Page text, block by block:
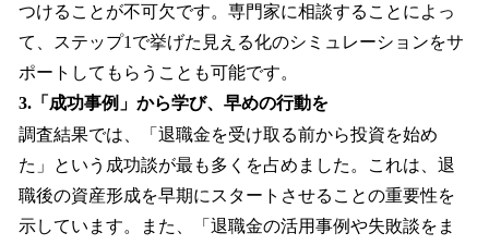
つけることが不可欠です。専門家に相談することによっ
て、ステップ1で挙げた見える化のシミュレーションをサ
ポートしてもらうことも可能です。
3.「成功事例」から学び、早めの行動を
調査結果では、「退職金を受け取る前から投資を始め
た」という成功談が最も多くを占めました。これは、退
職後の資産形成を早期にスタートさせることの重要性を
示しています。また、「退職金の活用事例や失敗談をま